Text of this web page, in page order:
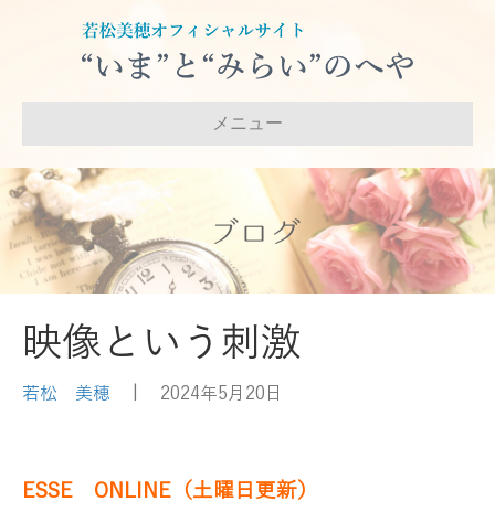
メニュー
ブログ
映像という刺激
若松 美穂 2024年5月20日
ESSE ONLINE（土曜日更新）